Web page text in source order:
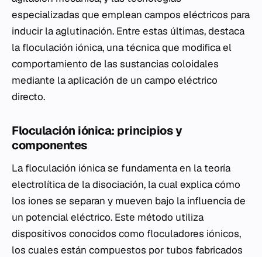
especializadas que emplean campos eléctricos para
inducir la aglutinación. Entre estas últimas, destaca
la floculación iónica, una técnica que modifica el
comportamiento de las sustancias coloidales
mediante la aplicación de un campo eléctrico
directo.
Floculación iónica: principios y
componentes
La floculación iónica se fundamenta en la teoría
electrolítica de la disociación, la cual explica cómo
los iones se separan y mueven bajo la influencia de
un potencial eléctrico. Este método utiliza
dispositivos conocidos como floculadores iónicos,
los cuales están compuestos por tubos fabricados